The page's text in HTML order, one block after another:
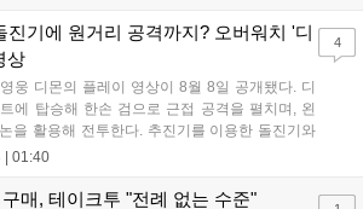
서사와 조합을 구현하며 시리즈의 미래를 향한
제시했다....
진기에 원거리 공격까지? 오버워치 '디
상
웅 디몬의 플레이 영상이 8월 8일 공개됐다. 디
에 탑승해 한손 검으로 근접 공격을 펼치며, 왼
을 활용해 전투한다. 추진기를 이용한 돌진기와
기를 보유했고, 메카 파괴 시 맨몸으로 기관총을
이트를 통해 정식 출시될 예정이다....
| 01:40
4
매, 테이크투 "전례 없는 수준"